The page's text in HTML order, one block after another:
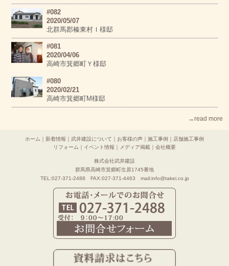
#082
2020/05/07
北群馬郡榛東村Ｉ様邸
#081
2020/04/06
高崎市箕郷町Ｙ様邸
#080
2020/02/21
高崎市箕郷町M様邸
→read more
ホーム 新着情報 武井建設について お客様の声 施工事例
店舗施工事例
リフォーム
イベント情報 メディア掲載 会社概要
株式会社武井建設
群馬県高崎市箕郷町生原1745番地
TEL:027-371-2488 FAX:027-371-4463 mail:info@takei.co.jp